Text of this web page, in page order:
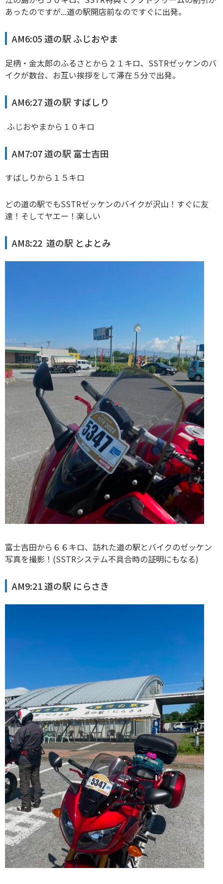
あったのですが...道の駅開店前なのですぐに出発。
AM6:05 道の駅 ふじおやま
足柄・金太郎のふるさとから２１キロ、SSTRゼッケンのバ
イクが数台、お互い挨拶をして滞在５分で出発。
AM6:27 道の駅 すばしり
ふじおやまから１０キロ
AM7:07 道の駅 富士吉田
すばしりから１５キロ
どの道の駅でもSSTRゼッケンのバイクが沢山！すぐに友
達！そしてヤエー！楽しい
AM8:22 道の駅 とよとみ
富士吉田から６６キロ、訪れた道の駅とバイクのゼッケン
写真を撮影！(SSTRシステム不具合時の証明にもなる)
AM9:21 道の駅 にらさき